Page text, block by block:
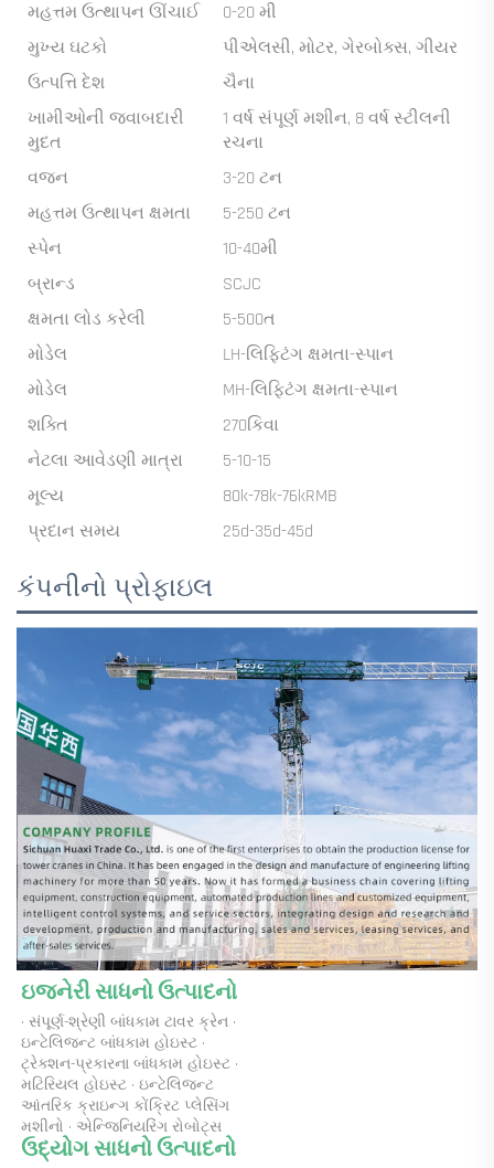
મહત્તમ ઉત્થાપન ઊંચાઈ
0-20 મી
મુખ્ય ઘટકો
પીએલસી, મોટર, ગેરબોક્સ, ગીયર
ઉત્પત્તિ દેશ
ચૈના
ખામીઓની જવાબદારી
મુદત
1 વર્ષ સંપૂર્ણ મશીન, 8 વર્ષ સ્ટીલની
રચના
વજન
3-20 ટન
મહત્તમ ઉત્થાપન ક્ષમતા
5-250 ટન
સ્પેન
10-40મી
બ્રાન્ડ
SCJC
ક્ષમતા લોડ કરેલી
5-500ત
મોડેલ
LH-લિફ્ટિંગ ક્ષમતા-સ્પાન
મોડેલ
MH-લિફ્ટિંગ ક્ષમતા-સ્પાન
શક્તિ
270કિવા
નેટલા આવેડણી માત્રા
5-10-15
મૂલ્ય
80k-78k-76kRMB
પ્રદાન સમય
25d-35d-45d
કંપનીનો પ્રોફાઇલ
ઇજનેરી સાધનો ઉત્પાદનો
· સંપૂર્ણ-શ્રેણી બાંધકામ ટાવર ક્રેન ·
ઇન્ટેલિજન્ટ બાંધકામ હોઇસ્ટ ·
ટ્રેક્શન-પ્રકારના બાંધકામ હોઇસ્ટ ·
મટિરિયલ હોઇસ્ટ · ઇન્ટેલિજન્ટ
આંતરિક ક્રાઇન્ગ કોંક્રિટ પ્લેસિંગ
મશીનો · એન્જિનિયરિંગ રોબોટ્સ
ઉદ્યોગ સાધનો ઉત્પાદનો